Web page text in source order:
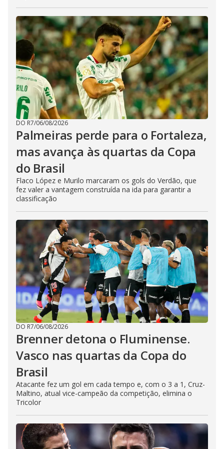
DO R7/06/08/2026
Palmeiras perde para o Fortaleza,
mas avança às quartas da Copa
do Brasil
Flaco López e Murilo marcaram os gols do Verdão, que
fez valer a vantagem construída na ida para garantir a
classificação
DO R7/06/08/2026
Brenner detona o Fluminense.
Vasco nas quartas da Copa do
Brasil
Atacante fez um gol em cada tempo e, com o 3 a 1, Cruz-
Maltino, atual vice-campeão da competição, elimina o
Tricolor